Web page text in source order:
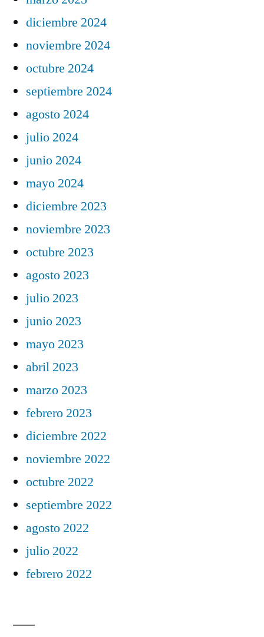
diciembre 2024
noviembre 2024
octubre 2024
septiembre 2024
agosto 2024
julio 2024
junio 2024
mayo 2024
diciembre 2023
noviembre 2023
octubre 2023
agosto 2023
julio 2023
junio 2023
mayo 2023
abril 2023
marzo 2023
febrero 2023
diciembre 2022
noviembre 2022
octubre 2022
septiembre 2022
agosto 2022
julio 2022
febrero 2022